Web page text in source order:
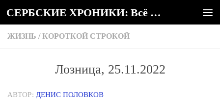
Под записью СЕРБСКИЕ ХРОНИКИ: Всё о Сербии
ЖИЗНЬ / КОРОТКОЙ СТРОКОЙ
Лозница, 25.11.2022
АВТОР: ДЕНИС ПОЛОВКОВ